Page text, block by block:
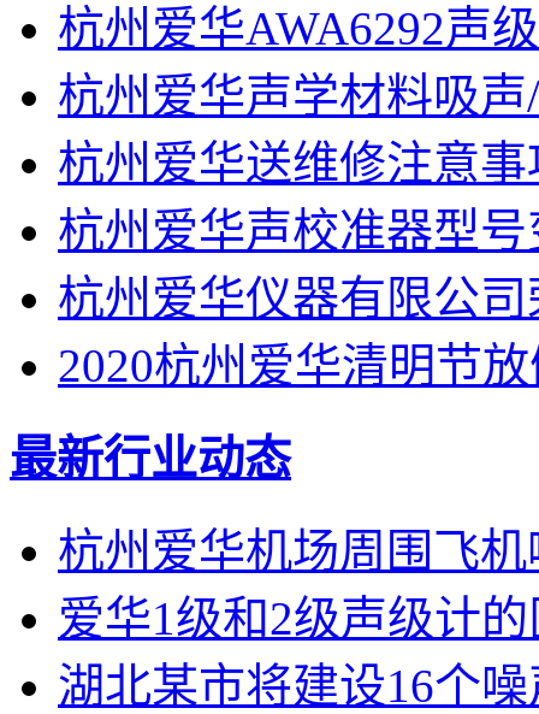
杭州爱华AWA6292声
杭州爱华声学材料吸
杭州爱华送维修注意事
杭州爱华声校准器型
杭州爱华仪器有限公
2020杭州爱华清明节
最新行业动态
杭州爱华机场周围飞
爱华1级和2级声级计
湖北某市将建设16个